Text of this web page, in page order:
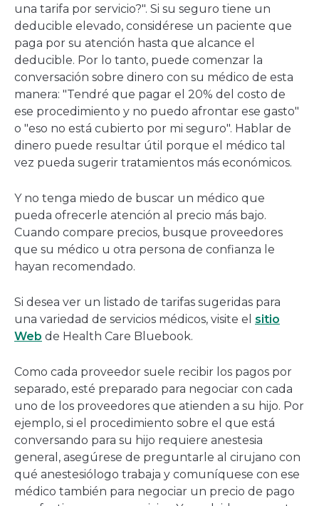
una tarifa por servicio?". Si su seguro tiene un
deducible elevado, considérese un paciente que
paga por su atención hasta que alcance el
deducible. Por lo tanto, puede comenzar la
conversación sobre dinero con su médico de esta
manera: "Tendré que pagar el 20% del costo de
ese procedimiento y no puedo afrontar ese gasto"
o "eso no está cubierto por mi seguro". Hablar de
dinero puede resultar útil porque el médico tal
vez pueda sugerir tratamientos más económicos.
Y no tenga miedo de buscar un médico que
pueda ofrecerle atención al precio más bajo.
Cuando compare precios, busque proveedores
que su médico u otra persona de confianza le
hayan recomendado.
Si desea ver un listado de tarifas sugeridas para
una variedad de servicios médicos, visite el sitio
Web de Health Care Bluebook.
Como cada proveedor suele recibir los pagos por
separado, esté preparado para negociar con cada
uno de los proveedores que atienden a su hijo. Por
ejemplo, si el procedimiento sobre el que está
conversando para su hijo requiere anestesia
general, asegúrese de preguntarle al cirujano con
qué anestesiólogo trabaja y comuníquese con ese
médico también para negociar un precio de pago